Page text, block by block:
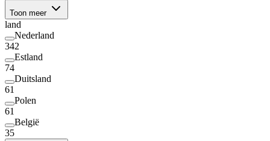
Toon meer
land
Nederland
342
Estland
74
Duitsland
61
Polen
61
België
35